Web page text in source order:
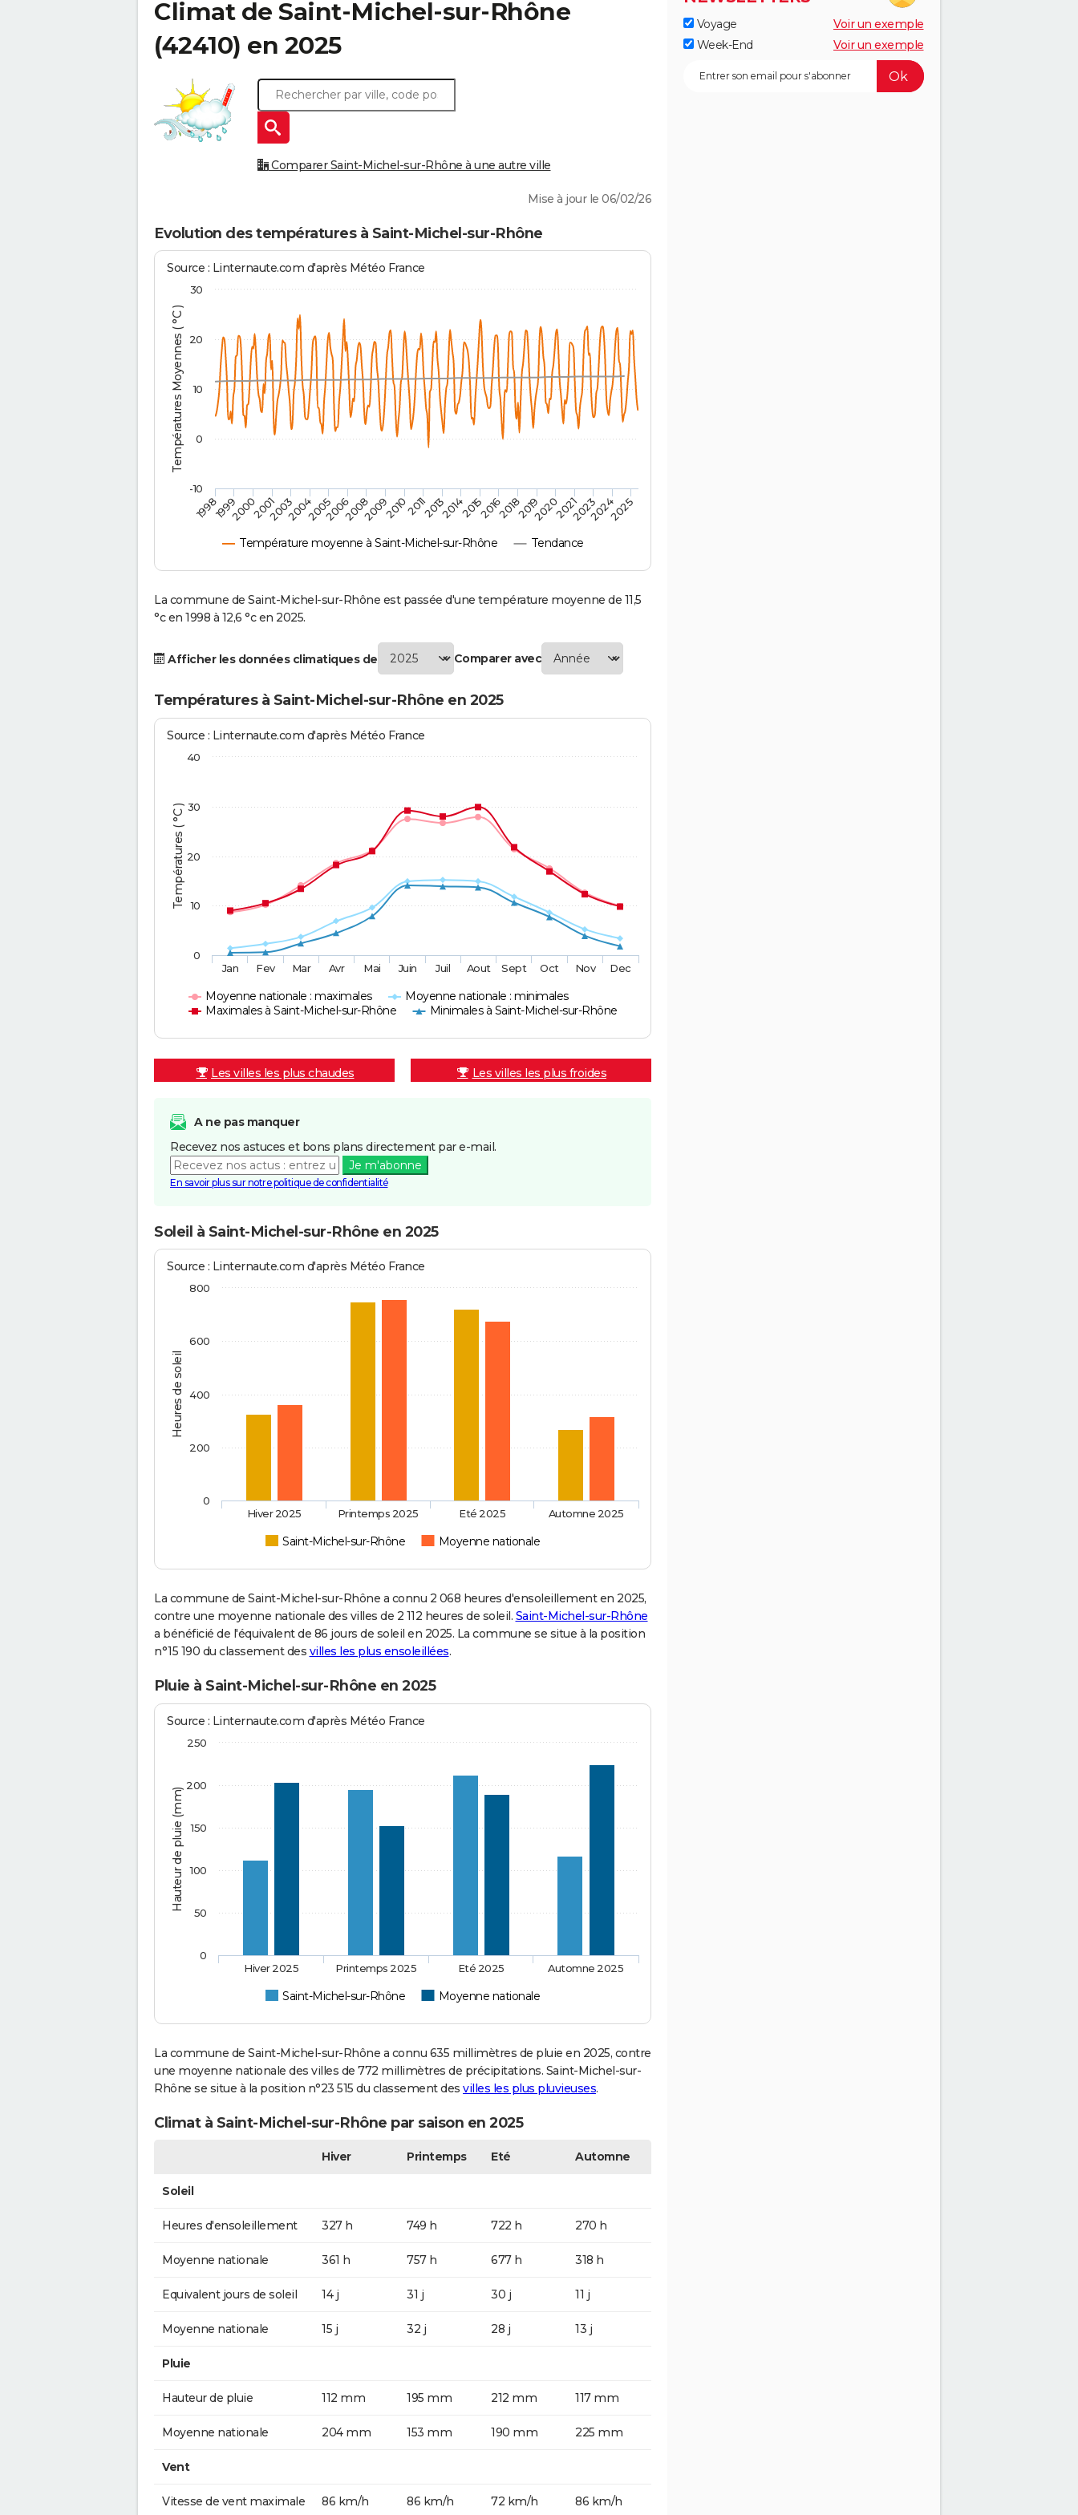
Climat de Saint-Michel-sur-Rhône
(42410) en 2025
Comparer Saint-Michel-sur-Rhône à une autre ville
Mise à jour le 06/02/26
Evolution des températures à Saint-Michel-sur-Rhône
Températures Moyennes ( °C )
Source : Linternaute.com d'après Météo France
Température moyenne à Saint-Michel-sur-Rhône Tendance
1998 2014
199920002001200320042005200620082009201020112013 201520162018201920202021202320242025
-10
0
10
20
30
La commune de Saint-Michel-sur-Rhône est passée d'une température moyenne de 11,5
°c en 1998 à 12,6 °c en 2025.
Afficher les données climatiques de Comparer avec
Températures à Saint-Michel-sur-Rhône en 2025
Températures ( °C )
Source : Linternaute.com d'après Météo France
Moyenne nationale : maximales
Moyenne nationale : minimales
Maximales à Saint-Michel-sur-Rhône
Minimales à Saint-Michel-sur-Rhône
Jan Fev Mar Avr Mai Juin Juil Aout Sept Oct Nov Dec
0
10
20
30
40
Les villes les plus chaudes Les villes les plus froides
A ne pas manquer
Recevez nos astuces et bons plans directement par e-mail.
Je m'abonne
En savoir plus sur notre politique de confidentialité
Soleil à Saint-Michel-sur-Rhône en 2025
Heures de soleil
Source : Linternaute.com d'après Météo France
Saint-Michel-sur-Rhône Moyenne nationale
Hiver 2025 Printemps 2025 Eté 2025 Automne 2025
0
200
400
600
800
La commune de Saint-Michel-sur-Rhône a connu 2 068 heures d'ensoleillement en 2025,
contre une moyenne nationale des villes de 2 112 heures de soleil. Saint-Michel-sur-Rhône
a bénéficié de l'équivalent de 86 jours de soleil en 2025. La commune se situe à la position
n°15 190 du classement des villes les plus ensoleillées.
Pluie à Saint-Michel-sur-Rhône en 2025
Hauteur de pluie (mm)
Source : Linternaute.com d'après Météo France
Saint-Michel-sur-Rhône Moyenne nationale
Hiver 2025 Printemps 2025 Eté 2025 Automne 2025
0
50
100
150
200
250
La commune de Saint-Michel-sur-Rhône a connu 635 millimètres de pluie en 2025, contre
une moyenne nationale des villes de 772 millimètres de précipitations. Saint-Michel-sur-
Rhône se situe à la position n°23 515 du classement des villes les plus pluvieuses.
Climat à Saint-Michel-sur-Rhône par saison en 2025
Hiver Printemps Eté Automne
Soleil
Heures d'ensoleillement 327 h 749 h 722 h 270 h
Moyenne nationale 361 h 757 h 677 h 318 h
Equivalent jours de soleil 14 j 31 j 30 j 11 j
Moyenne nationale 15 j 32 j 28 j 13 j
Pluie
Hauteur de pluie 112 mm 195 mm 212 mm 117 mm
Moyenne nationale 204 mm 153 mm 190 mm 225 mm
Vent
Vitesse de vent maximale 86 km/h 86 km/h 72 km/h 86 km/h
Voyage
Voir un exemple
Week-End
Voir un exemple